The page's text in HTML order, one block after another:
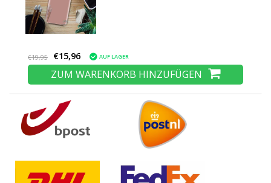
€19,95 €15,96 AUF LAGER
ZUM WARENKORB HINZUFÜGEN